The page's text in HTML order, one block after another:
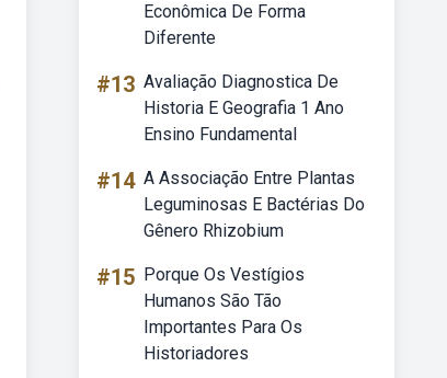
Econômica De Forma
Diferente
#13 Avaliação Diagnostica De
Historia E Geografia 1 Ano
Ensino Fundamental
#14 A Associação Entre Plantas
Leguminosas E Bactérias Do
Gênero Rhizobium
#15 Porque Os Vestígios
Humanos São Tão
Importantes Para Os
Historiadores